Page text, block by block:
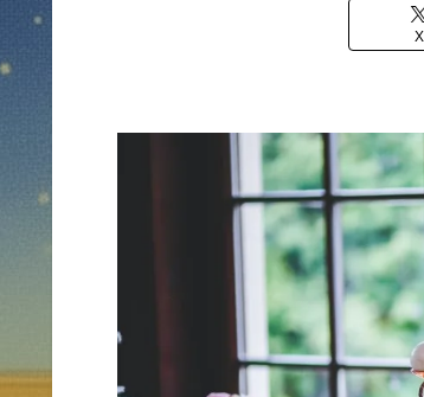
X